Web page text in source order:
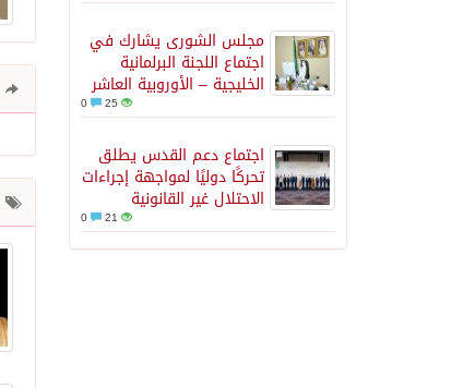
مجلس الشورى يشارك في
اجتماع اللجنة البرلمانية
الخليجية – الأوروبية العاشر
25
اجتماع دعم القدس يطلق
تحركًا دوليًا لمواجهة إجراءات
الاحتلال غير القانونية
21